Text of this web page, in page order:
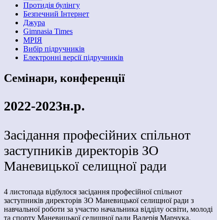
Протидія булінгу
Безпечний Інтернет
Джура
Gimnasia Times
МРІЯ
Вибір підручників
Електронні версії підручників
Семінари, конференції
2022-2023н.р.
Засідання професійних спільнот
заступників директорів ЗО
Маневицької селищної ради
4 листопада відбулося засідання професійної спільнот
заступників директорів ЗО Маневицької селищної ради з
навчальної роботи за участю начальника відділу освіти, молоді
та спорту Маневицької селищної ради Валерія Марчука.